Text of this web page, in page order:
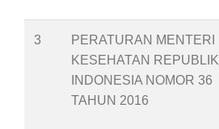
3
PERATURAN MENTERI
KESEHATAN REPUBLIK
INDONESIA NOMOR 36
TAHUN 2016